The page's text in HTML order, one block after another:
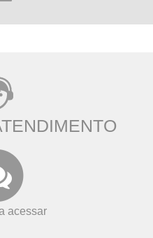
acessar